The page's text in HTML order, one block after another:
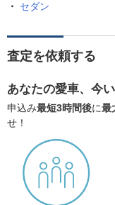
セダン
査定を依頼する
あなたの愛車、今
申込み最短3時間後に最
せ！